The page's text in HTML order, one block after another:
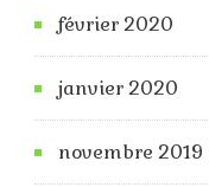
février 2020
janvier 2020
novembre 2019